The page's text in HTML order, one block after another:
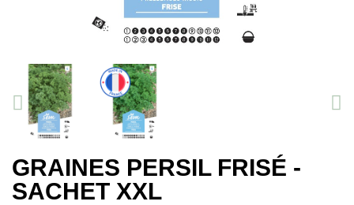
GRAINES PERSIL FRISÉ -
SACHET XXL